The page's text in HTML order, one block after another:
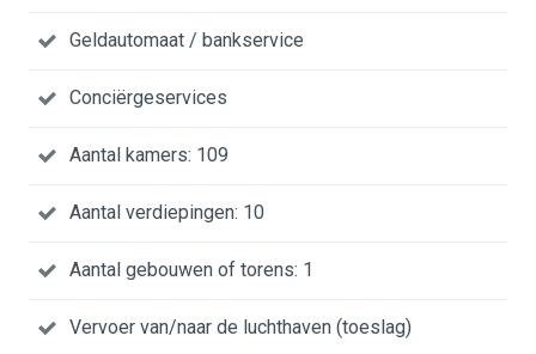
Geldautomaat / bankservice
Conciërgeservices
Aantal kamers: 109
Aantal verdiepingen: 10
Aantal gebouwen of torens: 1
Vervoer van/naar de luchthaven (toeslag)